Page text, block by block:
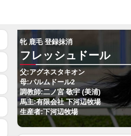
牝 鹿毛 登録抹消
フレッシュドール
父:アグネスタキオン
母:パルムドール2
調教師:二ノ宮 敬宇 (美浦)
馬主:有限会社 下河辺牧場
生産者:下河辺牧場